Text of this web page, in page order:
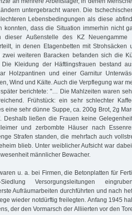
untergebracht waren. Die
Lebensbedingungen als diese
konnten, dass die Situation immerhin nicht
dieser Außenstelle des KZ
in denen Etagenbetten mit Strohsäcken
zwei weiteren Baracken befanden sich die
Kleidung der Häftlingsfrauen bestand
Holzpantinen und einer Garnitur
Wind und Kälte. Auch die Verpflegung war
berichtete: "… Die Mahlzeiten waren
Frühstück: ein sehr schlechter
eine sehr dünne Suppe, ca. 200g Brot, 2g
Deshalb ließen die Frauen keine
und zerbombte Häuser nach
Strafen standen, die mehrfach auch
blieb. Unter weiblicher Aufsicht war
männlicher Bewacher.
u. a. bei Firmen, die Betonplatten für
Versorgungsleitungen
Aufräumarbeiten durchführten und nach
wieder notdürftig freilegten. Anfang 1945
der den Vormarsch der Alliierten vor den